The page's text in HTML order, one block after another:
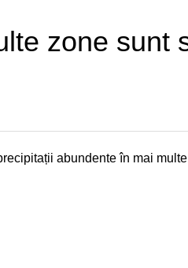
zone sunt
abundente în mai